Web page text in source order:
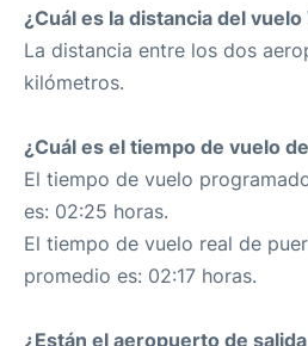
¿Cuál es la distancia del
La distancia entre los dos
kilómetros.
¿Cuál es el tiempo de vuelo
El tiempo de vuelo
es: 02:25 horas.
El tiempo de vuelo real de
promedio es: 02:17 horas.
¿Están el aeropuerto de